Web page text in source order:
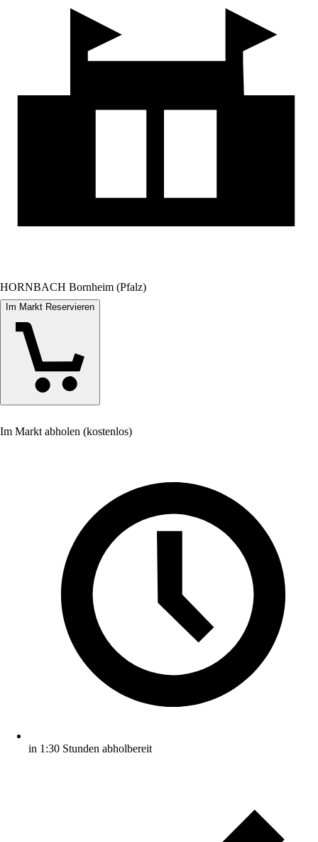
HORNBACH Bornheim (Pfalz)
Im Markt Reservieren
Im Markt abholen (kostenlos)
in 1:30 Stunden abholbereit